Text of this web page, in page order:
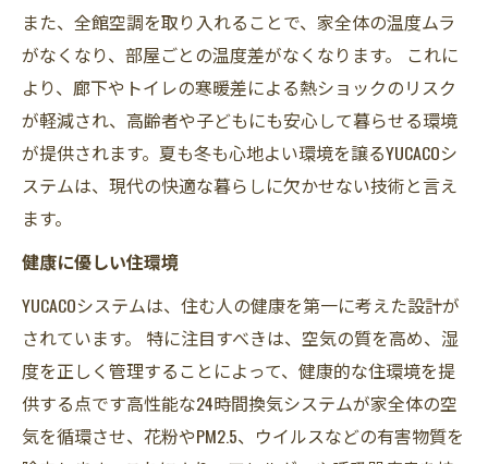
また、全館空調を取り入れることで、家全体の温度ムラ
がなくなり、部屋ごとの温度差がなくなります。 これに
より、廊下やトイレの寒暖差による熱ショックのリスク
が軽減され、高齢者や子どもにも安心して暮らせる環境
が提供されます。夏も冬も心地よい環境を譲るYUCACOシ
ステムは、現代の快適な暮らしに欠かせない技術と言え
ます。
健康に優しい住環境
YUCACOシステムは、住む人の健康を第一に考えた設計が
されています。 特に注目すべきは、空気の質を高め、湿
度を正しく管理することによって、健康的な住環境を提
供する点です高性能な24時間換気システムが家全体の空
気を循環させ、花粉やPM2.5、ウイルスなどの有害物質を